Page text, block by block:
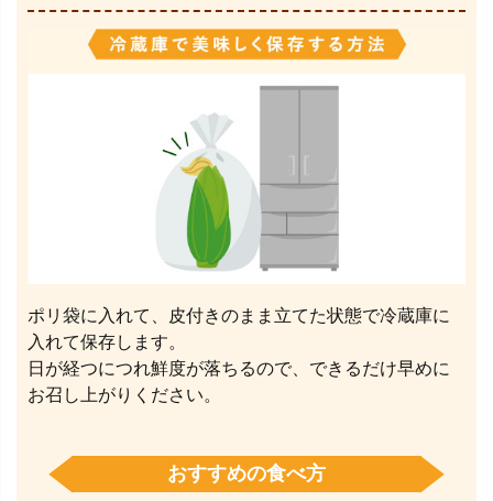
ポリ袋に入れて、皮付きのまま立てた状態で冷蔵庫に
入れて保存します。
日が経つにつれ鮮度が落ちるので、できるだけ早めに
お召し上がりください。
おすすめの食べ方